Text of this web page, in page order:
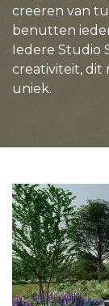
creëren van
benutten
Iedere Studio
creativiteit, dit
uniek.